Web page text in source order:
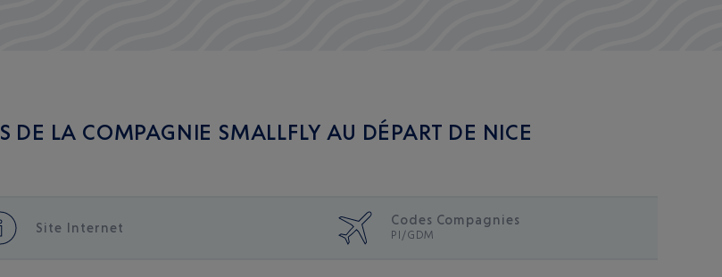
DE LA COMPAGNIE SMALLFLY AU DÉPART DE NICE
Site Internet
Codes Compagnies
PI/GDM